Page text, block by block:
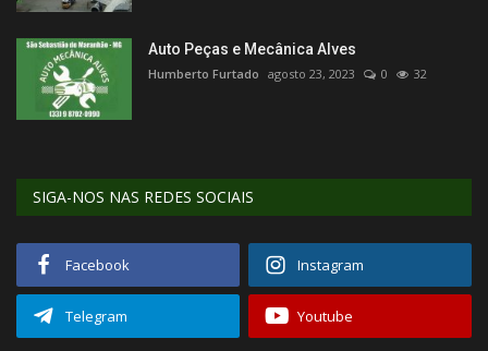
Auto Peças e Mecânica Alves
Humberto Furtado agosto 23, 2023 0 32
SIGA-NOS NAS REDES SOCIAIS
Facebook Instagram
Telegram Youtube